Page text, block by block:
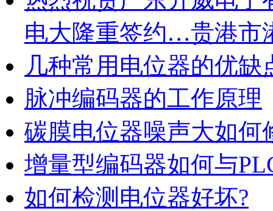
电大隆重签约…贵港市
几种常用电位器的优缺
脉冲编码器的工作原理
碳膜电位器噪声大如何
增量型编码器如何与
如何检测电位器好坏?